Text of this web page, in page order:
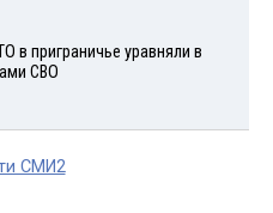
в приграничье уравняли в
СВО
СМИ2